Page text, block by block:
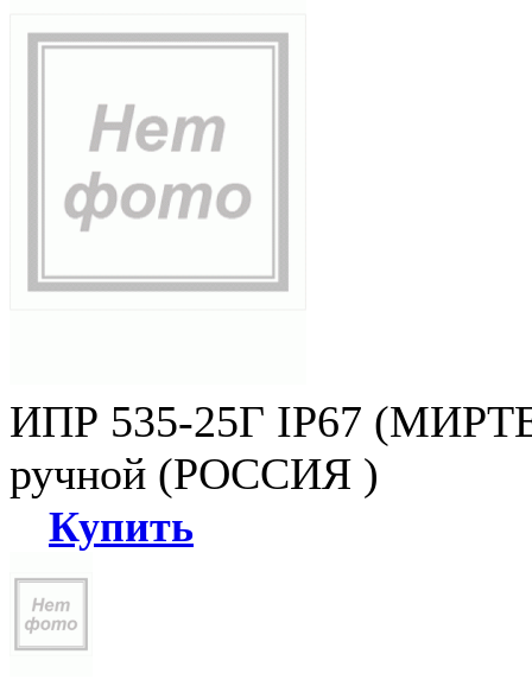
ИПР 535-25Г IP67
ручной (РОССИЯ )
Купить